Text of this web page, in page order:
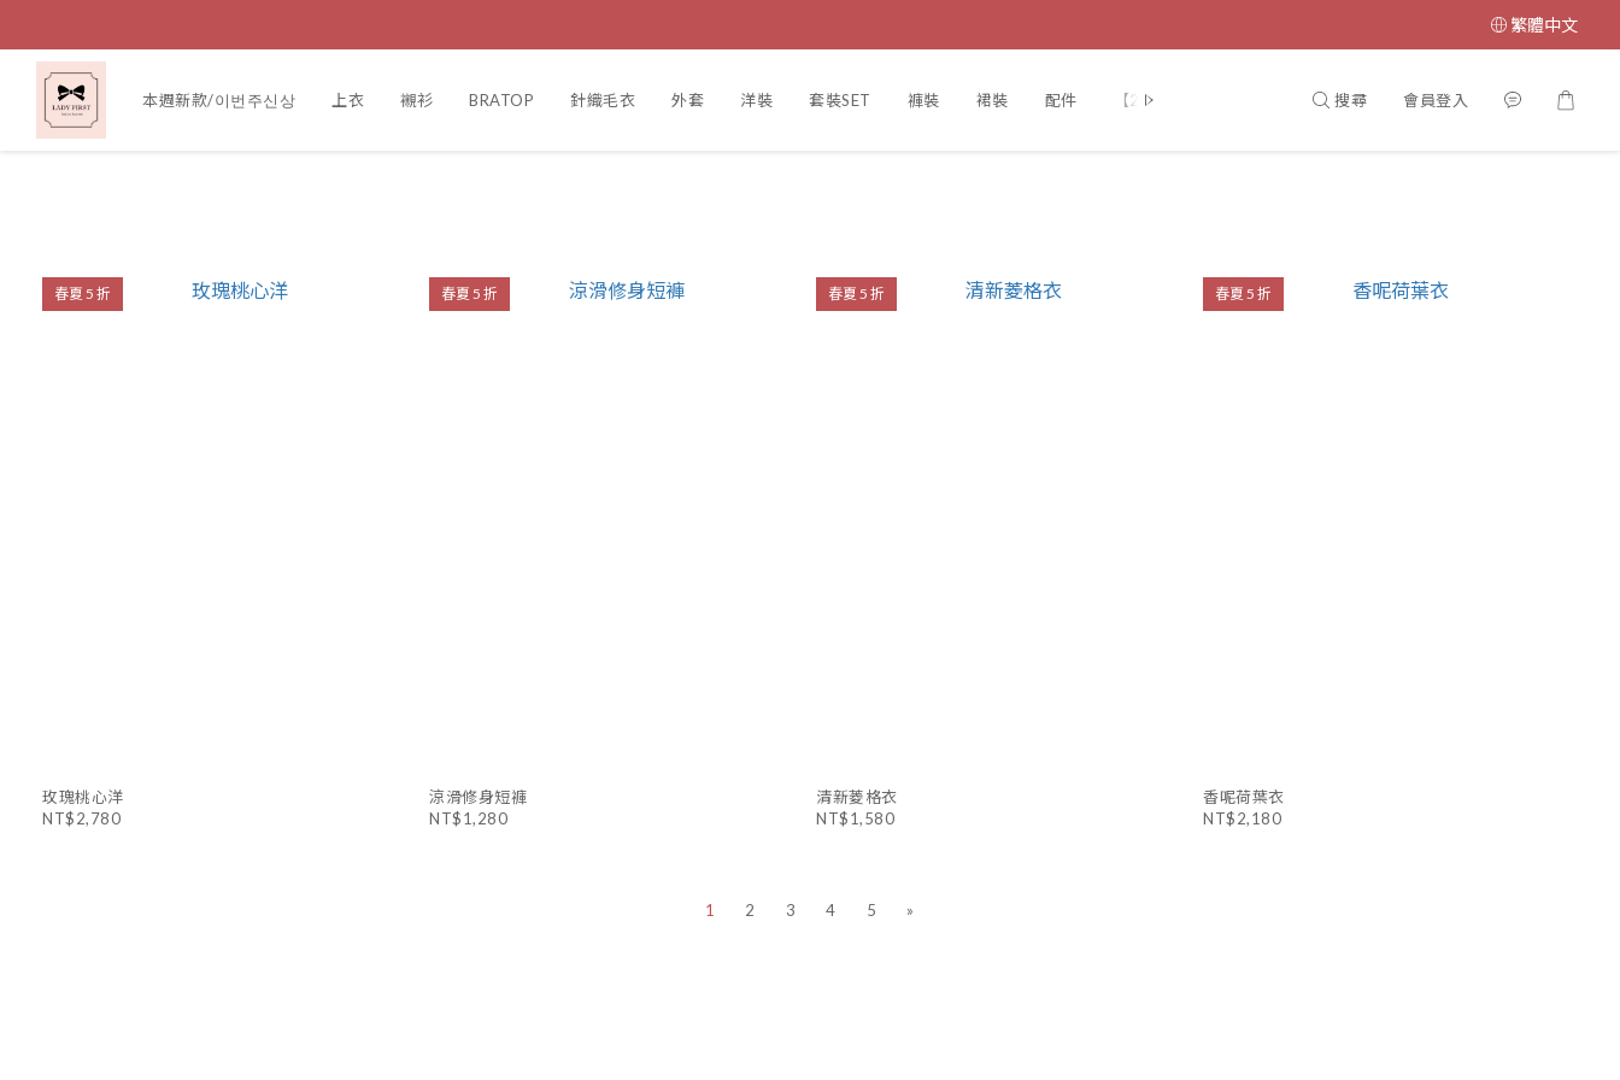
繁體中文
本週新款/이번주신상 上衣 襯衫 BRATOP 針織毛衣 外套 洋裝 套裝SET 褲裝 裙裝 配件 【2026 春夏官網 5 折專區】任選一件享 5 折
搜尋 會員登入
春夏 5 折
玫瑰桃心洋
NT$2,780
春夏 5 折
涼滑修身短褲
NT$1,280
春夏 5 折
清新菱格衣
NT$1,580
春夏 5 折
香呢荷葉衣
NT$2,180
1 2 3 4 5 »